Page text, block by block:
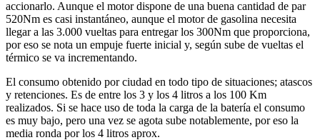
accionarlo. Aunque el motor dispone de una buena cantidad de par
520Nm es casi instantáneo, aunque el motor de gasolina necesita
llegar a las 3.000 vueltas para entregar los 300Nm que proporciona,
por eso se nota un empuje fuerte inicial y, según sube de vueltas el
térmico se va incrementando.
El consumo obtenido por ciudad en todo tipo de situaciones; atascos
y retenciones. Es de entre los 3 y los 4 litros a los 100 Km
realizados. Si se hace uso de toda la carga de la batería el consumo
es muy bajo, pero una vez se agota sube notablemente, por eso la
media ronda por los 4 litros aprox.